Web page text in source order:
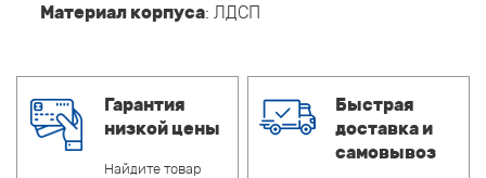
Материал корпуса: ЛДСП
Гарантия
низкой цены
Найдите товар
Быстрая
доставка и
самовывоз